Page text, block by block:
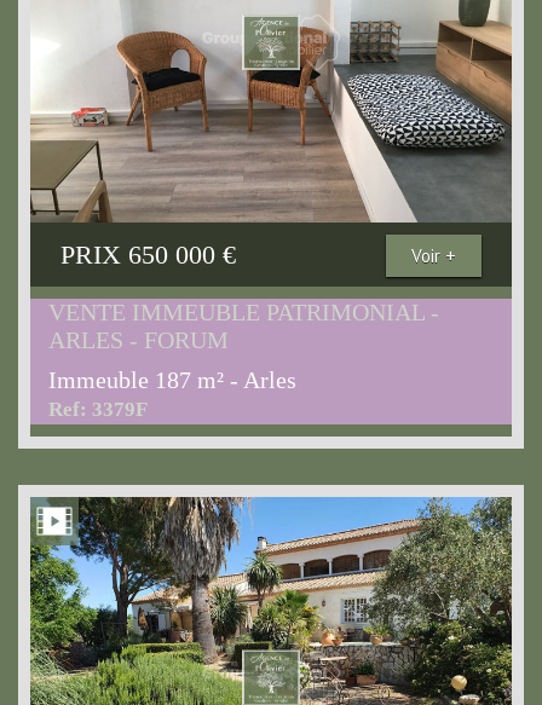
PRIX 650 000 € Voir +
VENTE IMMEUBLE PATRIMONIAL -
ARLES - FORUM
Immeuble 187 m² - Arles
Ref: 3379F